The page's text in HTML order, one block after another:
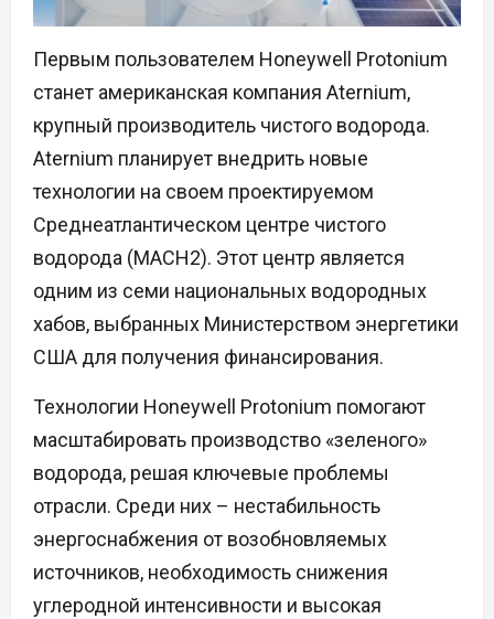
Первым пользователем Honeywell Protonium
станет американская компания Aternium,
крупный производитель чистого водорода.
Aternium планирует внедрить новые
технологии на своем проектируемом
Среднеатлантическом центре чистого
водорода (MACH2). Этот центр является
одним из семи национальных водородных
хабов, выбранных Министерством энергетики
США для получения финансирования.
Технологии Honeywell Protonium помогают
масштабировать производство «зеленого»
водорода, решая ключевые проблемы
отрасли. Среди них – нестабильность
энергоснабжения от возобновляемых
источников, необходимость снижения
углеродной интенсивности и высокая